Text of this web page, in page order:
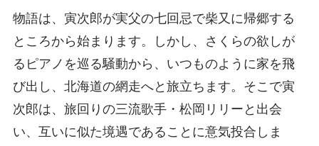
物語は、寅次郎が実父の七回忌で柴又に帰郷する
ところから始まります。しかし、さくらの欲しが
るピアノを巡る騒動から、いつものように家を飛
び出し、北海道の網走へと旅立ちます。そこで寅
次郎は、旅回りの三流歌手・松岡リリーと出会
い、互いに似た境遇であることに意気投合しま